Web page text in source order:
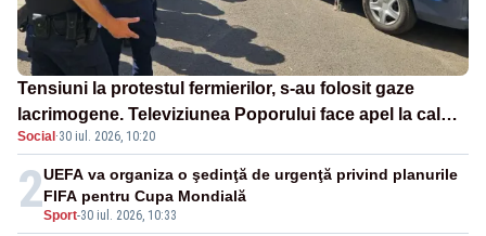
Tensiuni la protestul fermierilor, s-au folosit gaze
lacrimogene. Televiziunea Poporului face apel la calm
– LIVE TEXT
Social ·30 iul. 2026, 10:20
2Sport-30 iul. 2026, 10:33
UEFA va organiza o şedinţă de urgenţă privind planurile
FIFA pentru Cupa Mondială